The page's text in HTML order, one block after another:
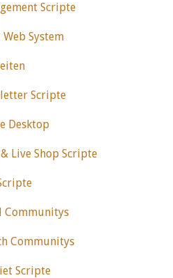
Scripte
System
Scripte
Desktop
Live Shop Scripte
Communitys
Communitys
Scripte